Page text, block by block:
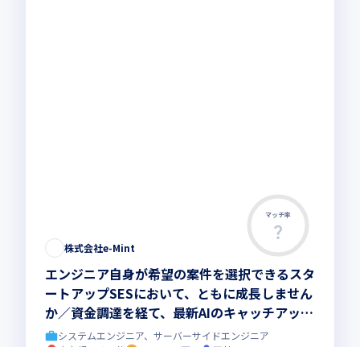
マッチ率
株式会社e-Mint
エンジニア自身が希望の案件を選択できるスタ
ートアップSESにおいて、ともに成長しません
か／資金調達を経て、最新AIのキャッチアップ
や市場価値向上を支援します
システムエンジニア、サーバーサイドエンジニア